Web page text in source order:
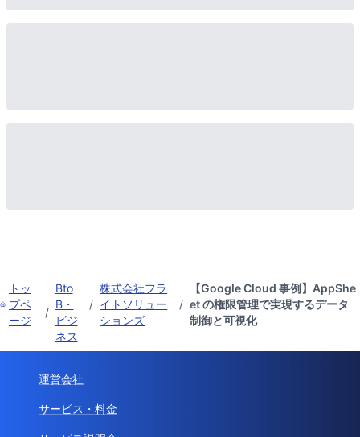
トッ
プペ
ージ
/
Bto
B・
ビジ
ネス
/
株式会社フラ
イトソリュー
ションズ
/
【Google Cloud 事例】AppShe
et の権限管理で実現するデータ
制御と可視化
運営会社
サービス・料金